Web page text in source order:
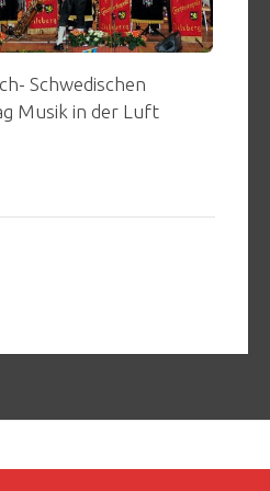
Schwedischen
Musik in der Luft